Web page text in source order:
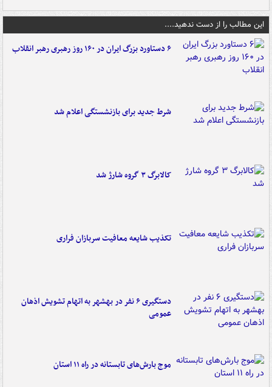
این مطالب را از دست ندهید....
۶ دستاورد بزرگ ایران در ۱۶۰ روز رهبری رهبر انقلاب
شرط جدید برای بازنشستگی اعلام شد
کالابرگ ۳ گروه شارژ شد
تکذیب شایعه معافیت سربازان فراری
دستگیری ۶ نفر در بهشهر به اتهام تشویش اذهان
عمومی
موج بارش‌های تابستانه در راه ۱۱ استان